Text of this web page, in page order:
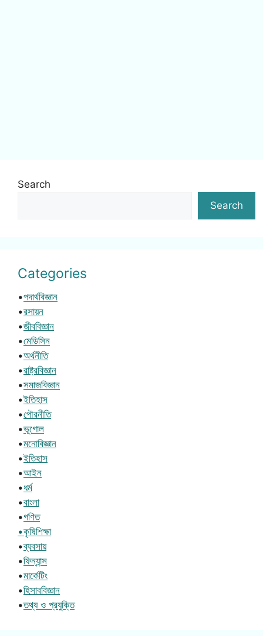
Search
Search
Categories
•পদার্থবিজ্ঞান
•রসায়ন
•জীববিজ্ঞান
•মেডিসিন
•অর্থনীতি
•রাষ্ট্রবিজ্ঞান
•সমাজবিজ্ঞান
•ইতিহাস
•পৌরনীতি
•ভূগোল
•মনোবিজ্ঞান
•ইতিহাস
•আইন
•ধর্ম
•বাংলা
•গণিত
•কৃষিশিক্ষা
•ব্যবসায়
•ফিন্যান্স
•মার্কেটিং
•হিসাববিজ্ঞান
•তথ্য ও প্রযুক্তি